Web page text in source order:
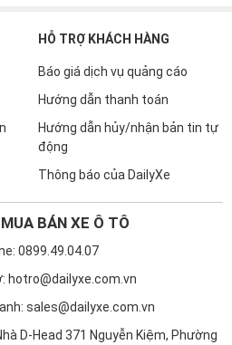
HỖ TRỢ KHÁCH HÀNG
Báo giá dịch vụ quảng cáo
Hướng dẫn thanh toán
Hướng dẫn hủy/nhận bản tin tự
động
Thông báo của DailyXe
BÁN XE Ô TÔ
0899.49.04.07
hotro@dailyxe.com.vn
sales@dailyxe.com.vn
D-Head 371 Nguyễn Kiệm, Phường